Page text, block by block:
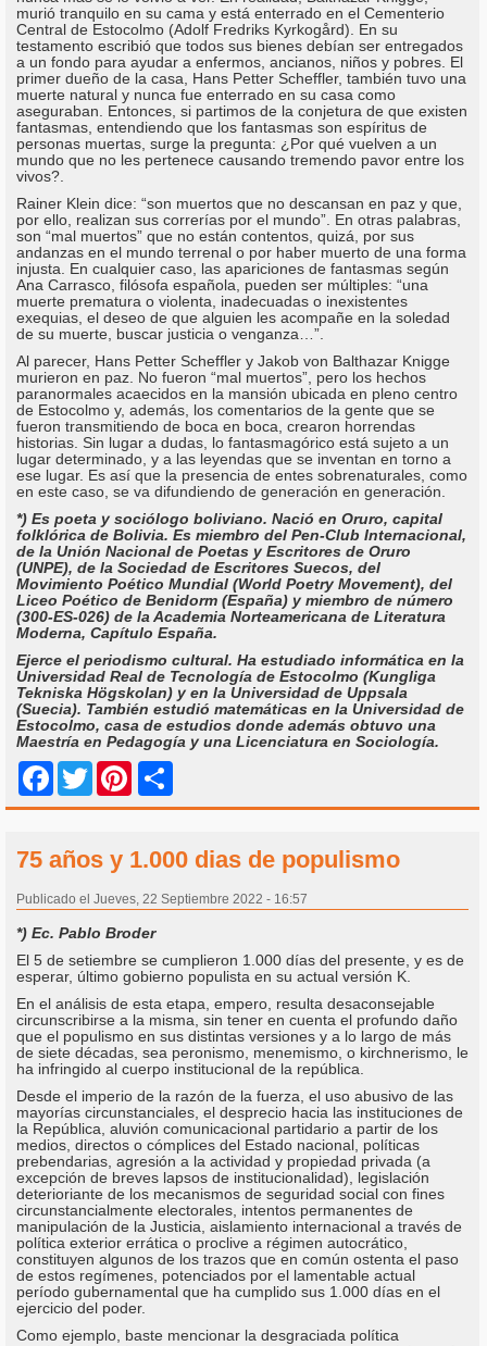
murió tranquilo en su cama y está enterrado en el Cementerio
Central de Estocolmo (Adolf Fredriks Kyrkogård). En su
testamento escribió que todos sus bienes debían ser entregados
a un fondo para ayudar a enfermos, ancianos, niños y pobres. El
primer dueño de la casa, Hans Petter Scheffler, también tuvo una
muerte natural y nunca fue enterrado en su casa como
aseguraban. Entonces, si partimos de la conjetura de que existen
fantasmas, entendiendo que los fantasmas son espíritus de
personas muertas, surge la pregunta: ¿Por qué vuelven a un
mundo que no les pertenece causando tremendo pavor entre los
vivos?.
Rainer Klein dice: “son muertos que no descansan en paz y que,
por ello, realizan sus correrías por el mundo”. En otras palabras,
son “mal muertos” que no están contentos, quizá, por sus
andanzas en el mundo terrenal o por haber muerto de una forma
injusta. En cualquier caso, las apariciones de fantasmas según
Ana Carrasco, filósofa española, pueden ser múltiples: “una
muerte prematura o violenta, inadecuadas o inexistentes
exequias, el deseo de que alguien les acompañe en la soledad
de su muerte, buscar justicia o venganza…”.
Al parecer, Hans Petter Scheffler y Jakob von Balthazar Knigge
murieron en paz. No fueron “mal muertos”, pero los hechos
paranormales acaecidos en la mansión ubicada en pleno centro
de Estocolmo y, además, los comentarios de la gente que se
fueron transmitiendo de boca en boca, crearon horrendas
historias. Sin lugar a dudas, lo fantasmagórico está sujeto a un
lugar determinado, y a las leyendas que se inventan en torno a
ese lugar. Es así que la presencia de entes sobrenaturales, como
en este caso, se va difundiendo de generación en generación.
*) Es poeta y sociólogo boliviano. Nació en Oruro, capital
folklórica de Bolivia. Es miembro del Pen-Club Internacional,
de la Unión Nacional de Poetas y Escritores de Oruro
(UNPE), de la Sociedad de Escritores Suecos, del
Movimiento Poético Mundial (World Poetry Movement), del
Liceo Poético de Benidorm (España) y miembro de número
(300-ES-026) de la Academia Norteamericana de Literatura
Moderna, Capítulo España.
Ejerce el periodismo cultural. Ha estudiado informática en la
Universidad Real de Tecnología de Estocolmo (Kungliga
Tekniska Högskolan) y en la Universidad de Uppsala
(Suecia). También estudió matemáticas en la Universidad de
Estocolmo, casa de estudios donde además obtuvo una
Maestría en Pedagogía y una Licenciatura en Sociología.
Facebook
Twitter Pinterest
75 años y 1.000 dias de populismo
Publicado el Jueves, 22 Septiembre 2022 - 16:57
*) Ec. Pablo Broder
El 5 de setiembre se cumplieron 1.000 días del presente, y es de
esperar, último gobierno populista en su actual versión K.
En el análisis de esta etapa, empero, resulta desaconsejable
circunscribirse a la misma, sin tener en cuenta el profundo daño
que el populismo en sus distintas versiones y a lo largo de más
de siete décadas, sea peronismo, menemismo, o kirchnerismo, le
ha infringido al cuerpo institucional de la república.
Desde el imperio de la razón de la fuerza, el uso abusivo de las
mayorías circunstanciales, el desprecio hacia las instituciones de
la República, aluvión comunicacional partidario a partir de los
medios, directos o cómplices del Estado nacional, políticas
prebendarias, agresión a la actividad y propiedad privada (a
excepción de breves lapsos de institucionalidad), legislación
deterioriante de los mecanismos de seguridad social con fines
circunstancialmente electorales, intentos permanentes de
manipulación de la Justicia, aislamiento internacional a través de
política exterior errática o proclive a régimen autocrático,
constituyen algunos de los trazos que en común ostenta el paso
de estos regímenes, potenciados por el lamentable actual
período gubernamental que ha cumplido sus 1.000 días en el
ejercicio del poder.
Como ejemplo, baste mencionar la desgraciada política